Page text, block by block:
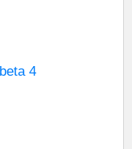
4